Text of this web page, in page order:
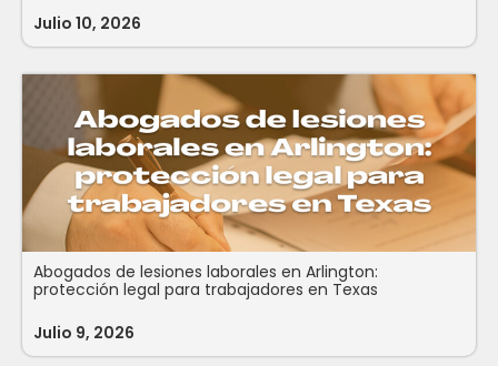
Julio 10, 2026
Abogados de lesiones laborales en Arlington:
protección legal para trabajadores en Texas
Julio 9, 2026